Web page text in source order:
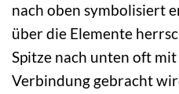
nach oben symbolisiert
über die Elemente
Spitze nach unten oft
Verbindung gebracht